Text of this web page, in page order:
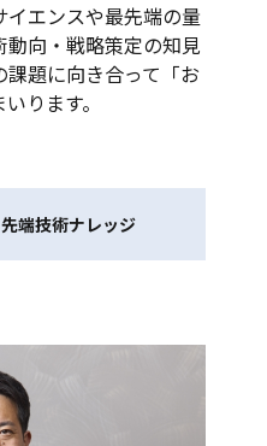
エンスや最先端の量
向・戦略策定の知見
題に向き合って「お
ります。
端技術ナレッジ